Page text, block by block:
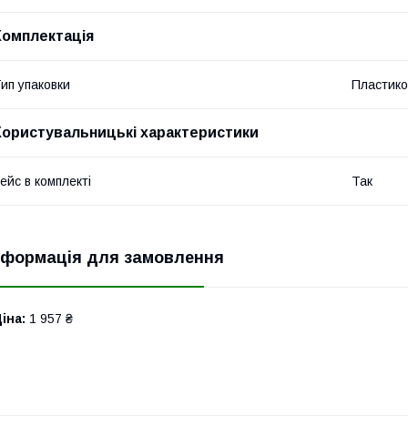
упаковки
характеристики
в комплекті Так
для замовлення
1 957 ₴